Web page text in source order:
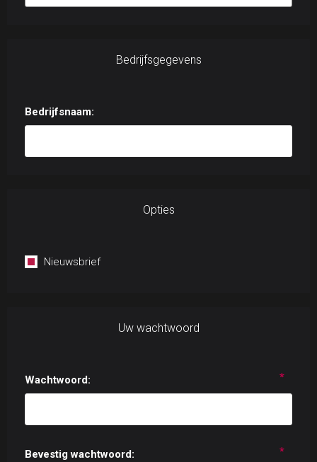
Bedrijfsgegevens
Bedrijfsnaam:
Opties
Nieuwsbrief
Uw wachtwoord
Wachtwoord: *
Bevestig wachtwoord: *